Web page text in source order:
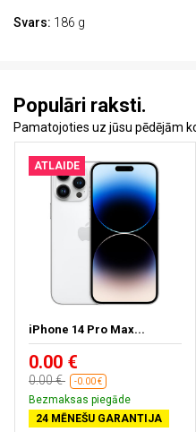
Svars: 186 g
Populāri raksti.
Pamatojoties uz jūsu pēdējām
ATLAIDE
iPhone 14 Pro Max...
0.00 €
0.00 € -0.00 €
Bezmaksas piegāde
24 MĒNEŠU GARANTIJA